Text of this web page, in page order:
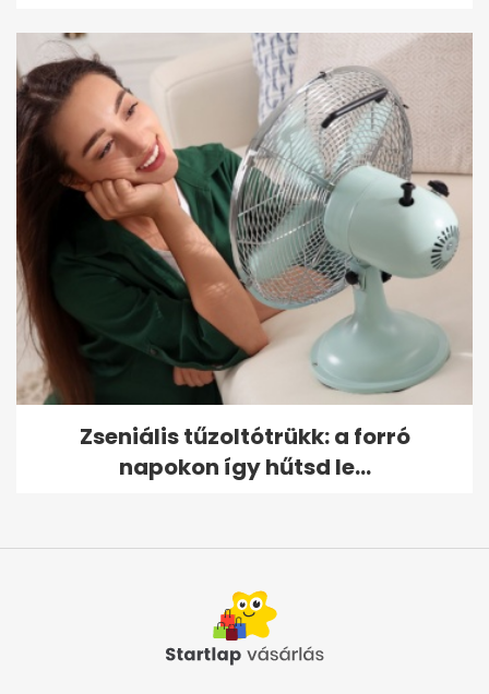
Zseniális tűzoltótrükk: a forró
napokon így hűtsd le...